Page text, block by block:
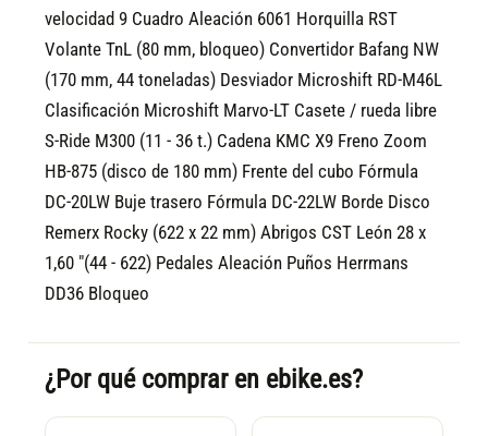
velocidad 9 Cuadro Aleación 6061 Horquilla RST
Volante TnL (80 mm, bloqueo) Convertidor Bafang NW
(170 mm, 44 toneladas) Desviador Microshift RD-M46L
Clasificación Microshift Marvo-LT Casete / rueda libre
S-Ride M300 (11 - 36 t.) Cadena KMC X9 Freno Zoom
HB-875 (disco de 180 mm) Frente del cubo Fórmula
DC-20LW Buje trasero Fórmula DC-22LW Borde Disco
Remerx Rocky (622 x 22 mm) Abrigos CST León 28 x
1,60 "(44 - 622) Pedales Aleación Puños Herrmans
DD36 Bloqueo
¿Por qué comprar en ebike.es?